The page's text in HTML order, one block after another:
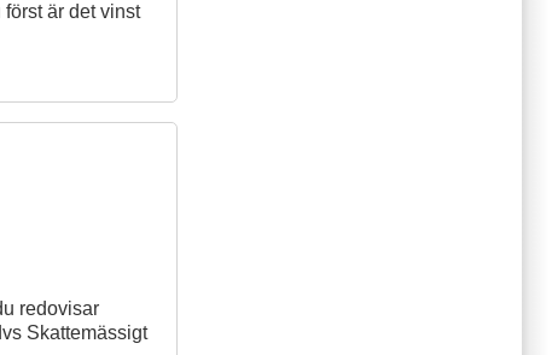
är det vinst
redovisar
Skattemässigt